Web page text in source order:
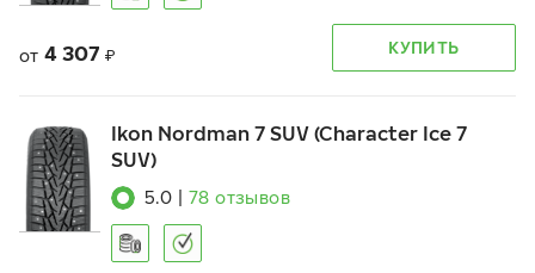
от 4 307 ₽ КУПИТЬ
Ikon Nordman 7 SUV (Character Ice 7
SUV)
5.0 78 отзывов